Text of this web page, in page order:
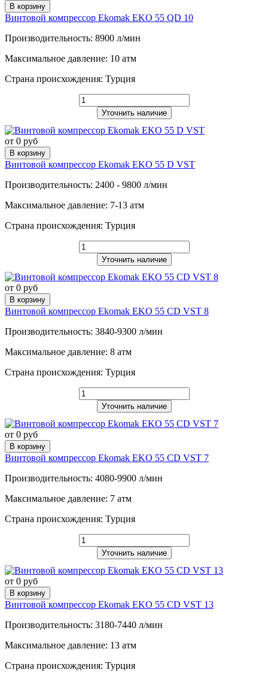
В корзину
Винтовой компрессор Ekomak EKO 55 QD 10
Производительность: 8900 л/мин
Максимальное давление: 10 атм
Страна происхождения: Турция
Уточнить наличие
от 0 руб
В корзину
Винтовой компрессор Ekomak EKO 55 D VST
Производительность: 2400 - 9800 л/мин
Максимальное давление: 7-13 атм
Страна происхождения: Турция
Уточнить наличие
от 0 руб
В корзину
Винтовой компрессор Ekomak EKO 55 CD VST 8
Производительность: 3840-9300 л/мин
Максимальное давление: 8 атм
Страна происхождения: Турция
Уточнить наличие
от 0 руб
В корзину
Винтовой компрессор Ekomak EKO 55 CD VST 7
Производительность: 4080-9900 л/мин
Максимальное давление: 7 атм
Страна происхождения: Турция
Уточнить наличие
от 0 руб
В корзину
Винтовой компрессор Ekomak EKO 55 CD VST 13
Производительность: 3180-7440 л/мин
Максимальное давление: 13 атм
Страна происхождения: Турция